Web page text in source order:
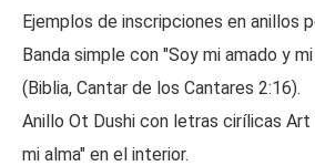
Ejemplos de inscripciones en anillos
Banda simple con "Soy mi amado y
(Biblia, Cantar de los Cantares 2:16).
Anillo Ot Dushi con letras cirílicas Art
mi alma" en el interior.